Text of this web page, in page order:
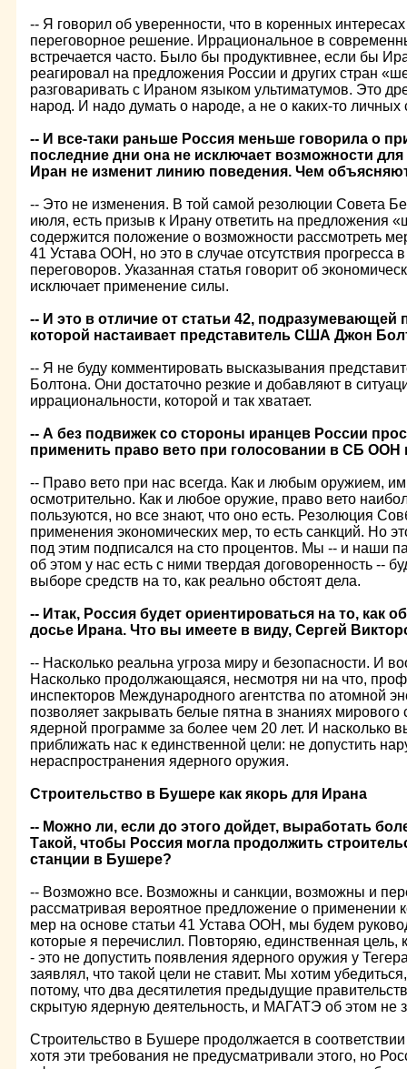
-- Я говорил об уверенности, что в коренных
переговорное решение. Иррациональное в
встречается часто. Было бы продуктивнее, если бы
реагировал на предложения России и других стран
разговаривать с Ираном языком ультиматумов. Это
народ. И надо думать о народе, а не о каких-то личных
-- И все-таки раньше Россия меньше говорила о
последние дни она не исключает возможности
Иран не изменит линию поведения. Чем
-- Это не изменения. В той самой резолюции Совета
июля, есть призыв к Ирану ответить на предложения
содержится положение о возможности рассмотреть
41 Устава ООН, но это в случае отсутствия прогресса
переговоров. Указанная статья говорит об
исключает применение силы.
-- И это в отличие от статьи 42,
которой настаивает представитель США Джон
-- Я не буду комментировать высказывания
Болтона. Они достаточно резкие и добавляют в
иррациональности, которой и так хватает.
-- А без подвижек со стороны иранцев России
применить право вето при голосовании в СБ ООН
-- Право вето при нас всегда. Как и любым оружием, им
осмотрительно. Как и любое оружие, право вето
пользуются, но все знают, что оно есть. Резолюция
применения экономических мер, то есть санкций. Но
под этим подписался на сто процентов. Мы -- и наши
об этом у нас есть с ними твердая договоренность --
выборе средств на то, как реально обстоят дела.
-- Итак, Россия будет ориентироваться на то, как
досье Ирана. Что вы имеете в виду, Сергей
-- Насколько реальна угроза миру и безопасности. И
Насколько продолжающаяся, несмотря ни на что,
инспекторов Международного агентства по атомной
позволяет закрывать белые пятна в знаниях
ядерной программе за более чем 20 лет. И насколько
приближать нас к единственной цели: не допустить
нераспространения ядерного оружия.
Строительство в Бушере как якорь для Ирана
-- Можно ли, если до этого дойдет, выработать
Такой, чтобы Россия могла продолжить
станции в Бушере?
-- Возможно все. Возможны и санкции, возможны и
рассматривая вероятное предложение о применении
мер на основе статьи 41 Устава ООН, мы будем
которые я перечислил. Повторяю, единственная цель,
- это не допустить появления ядерного оружия у
заявлял, что такой цели не ставит. Мы хотим
потому, что два десятилетия предыдущие
скрытую ядерную деятельность, и МАГАТЭ об этом не
Строительство в Бушере продолжается в
хотя эти требования не предусматривали этого, но